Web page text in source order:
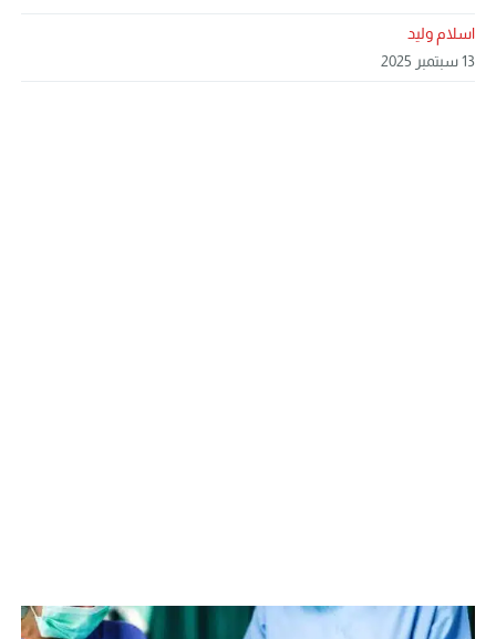
اسلام وليد
13 سبتمبر 2025